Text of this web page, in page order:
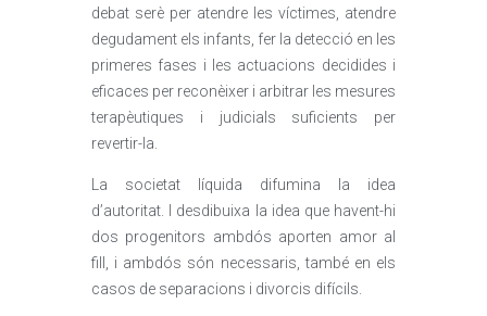
debat serè per atendre les víctimes, atendre
degudament els infants, fer la detecció en les
primeres fases i les actuacions decidides i
eficaces per reconèixer i arbitrar les mesures
terapèutiques i judicials suficients per
revertir-la.
La societat líquida difumina la idea
d’autoritat. I desdibuixa la idea que havent-hi
dos progenitors ambdós aporten amor al
fill, i ambdós són necessaris, també en els
casos de separacions i divorcis difícils.